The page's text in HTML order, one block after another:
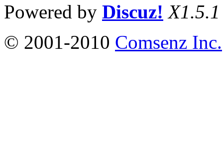
Powered by Discuz! X1.5.1
© 2001-2010 Comsenz Inc.